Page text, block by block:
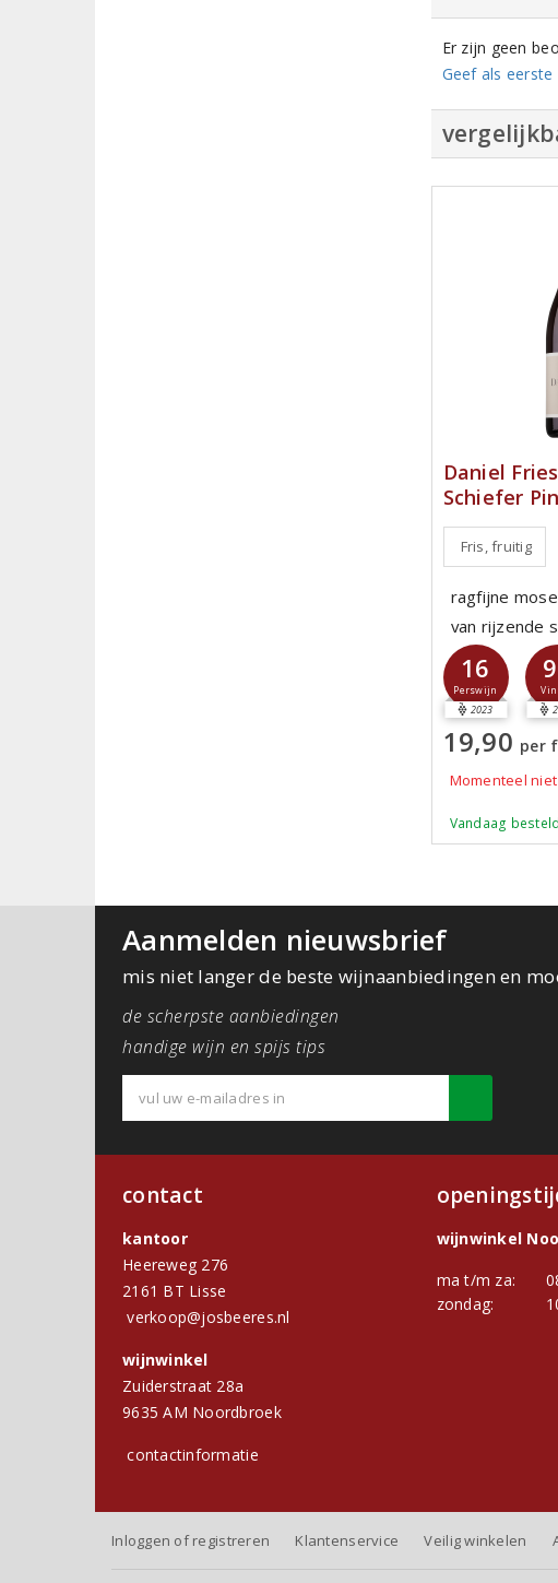
Er zijn geen
Geef als
Daniel
Schiefer
Fris, fruitig
ragfijne
van rijzende
16
Perswijn
2023
19,90 per
Momenteel
Vandaag
Aanmelden nieuwsbrief
mis niet langer de beste wijnaanbiedingen en
de scherpste aanbiedingen
handige wijn en spijs tips
contact
kantoor
Heereweg 276
2161 BT Lisse
verkoop@josbeeres.nl
wijnwinkel
Zuiderstraat 28a
9635 AM Noordbroek
contactinformatie
wijnwinkel
ma t/m za:
zondag:
Inloggen of registreren Klantenservice Veilig winkelen